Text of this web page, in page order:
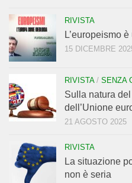
RIVISTA
L’europeismo
15 DICEMBRE
RIVISTA/ SENZA
Sulla natura
dell’Unione
21 AGOSTO 2025
RIVISTA
La situazione
non è seria